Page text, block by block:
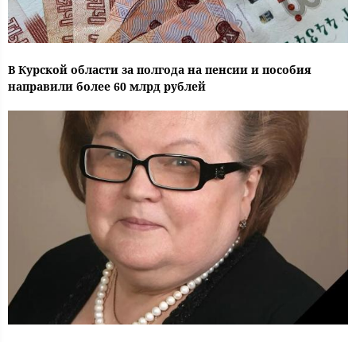
В Курской области за полгода на пенсии и пособия
направили более 60 млрд рублей